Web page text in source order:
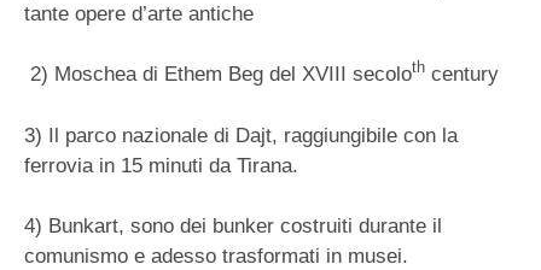
tante opere d’arte antiche
2) Moschea di Ethem Beg del XVIII secoloth century
3) Il parco nazionale di Dajt, raggiungibile con la
ferrovia in 15 minuti da Tirana.
4) Bunkart, sono dei bunker costruiti durante il
comunismo e adesso trasformati in musei.